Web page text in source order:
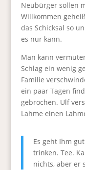
Neubürger sollen
Willkommen
das Schicksal so
es nur kann.
Man kann
Schlag ein wenig
Familie
ein paar Tagen
gebrochen. Ulf
Lahme einen
Es geht Ihm
trinken. Tee.
nichts, aber er